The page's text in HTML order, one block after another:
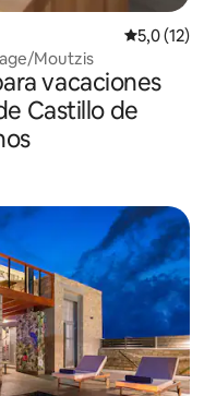
Calificación
5,0 (12)
Moutzis
vacaciones
Castillo de